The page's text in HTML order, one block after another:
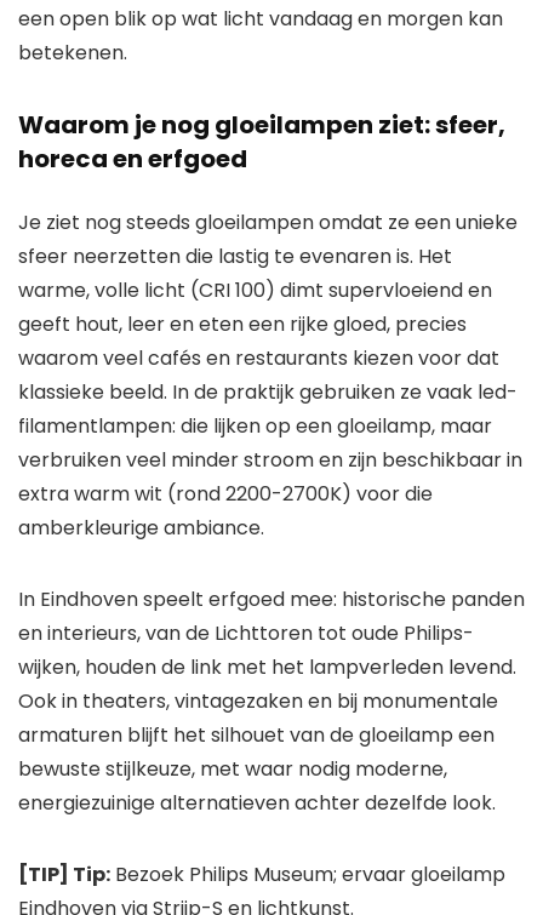
een open blik op wat licht vandaag en morgen kan
betekenen.
Waarom je nog gloeilampen ziet: sfeer,
horeca en erfgoed
Je ziet nog steeds gloeilampen omdat ze een unieke
sfeer neerzetten die lastig te evenaren is. Het
warme, volle licht (CRI 100) dimt supervloeiend en
geeft hout, leer en eten een rijke gloed, precies
waarom veel cafés en restaurants kiezen voor dat
klassieke beeld. In de praktijk gebruiken ze vaak led-
filamentlampen: die lijken op een gloeilamp, maar
verbruiken veel minder stroom en zijn beschikbaar in
extra warm wit (rond 2200-2700K) voor die
amberkleurige ambiance.
In Eindhoven speelt erfgoed mee: historische panden
en interieurs, van de Lichttoren tot oude Philips-
wijken, houden de link met het lampverleden levend.
Ook in theaters, vintagezaken en bij monumentale
armaturen blijft het silhouet van de gloeilamp een
bewuste stijlkeuze, met waar nodig moderne,
energiezuinige alternatieven achter dezelfde look.
[TIP] Tip: Bezoek Philips Museum; ervaar gloeilamp
Eindhoven via Strijp-S en lichtkunst.